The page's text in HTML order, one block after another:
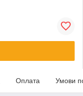
Оплата Умови